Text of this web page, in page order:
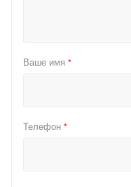
Ваше имя *
Телефон *